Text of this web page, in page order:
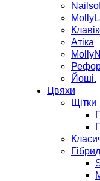
Атіка
Йоші.
Цвяхи
Щітки